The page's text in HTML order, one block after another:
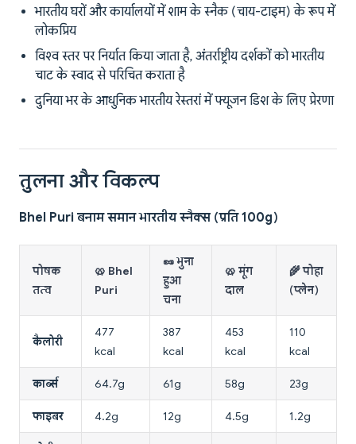
भारतीय घरों और कार्यालयों में शाम के स्नैक (चाय-टाइम) के रूप में
लोकप्रिय
विश्व स्तर पर निर्यात किया जाता है, अंतर्राष्ट्रीय दर्शकों को भारतीय
चाट के स्वाद से परिचित कराता है
दुनिया भर के आधुनिक भारतीय रेस्तरां में फ्यूजन डिश के लिए प्रेरणा
तुलना और विकल्प
Bhel Puri बनाम समान भारतीय स्नैक्स (प्रति 100g)
पोषक
तत्व
🥨 Bhel
Puri
🥜 भुना
हुआ
चना
🥨 मूंग
दाल
🌾 पोहा
(प्लेन)
कैलोरी
477
kcal
387
kcal
453
kcal
110
kcal
कार्ब्स 64.7g 61g 58g 23g
फाइबर 4.2g 12g 4.5g 1.2g